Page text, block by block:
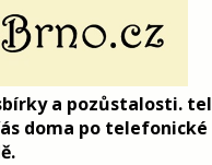
a pozůstalosti. tel
doma po telefonické